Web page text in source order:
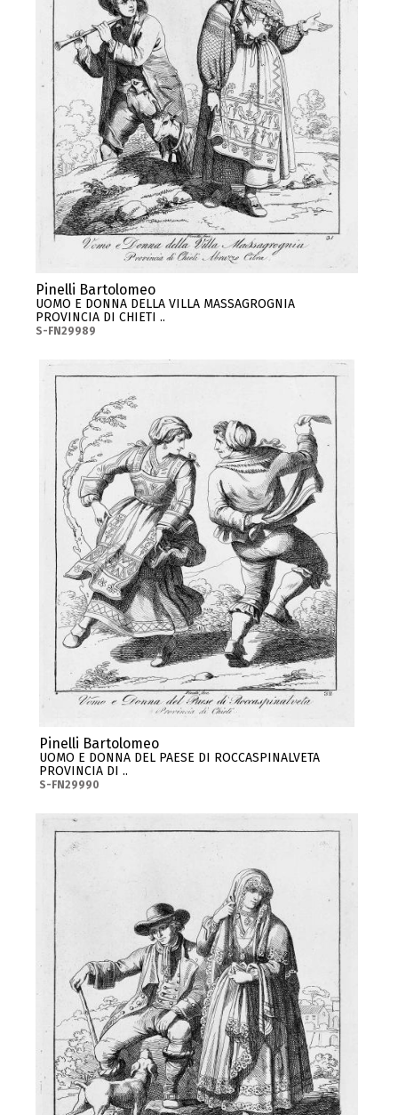
Pinelli Bartolomeo
UOMO E DONNA DELLA VILLA MASSAGROGNIA
PROVINCIA DI CHIETI ..
S-FN29989
Pinelli Bartolomeo
UOMO E DONNA DEL PAESE DI ROCCASPINALVETA
PROVINCIA DI ..
S-FN29990